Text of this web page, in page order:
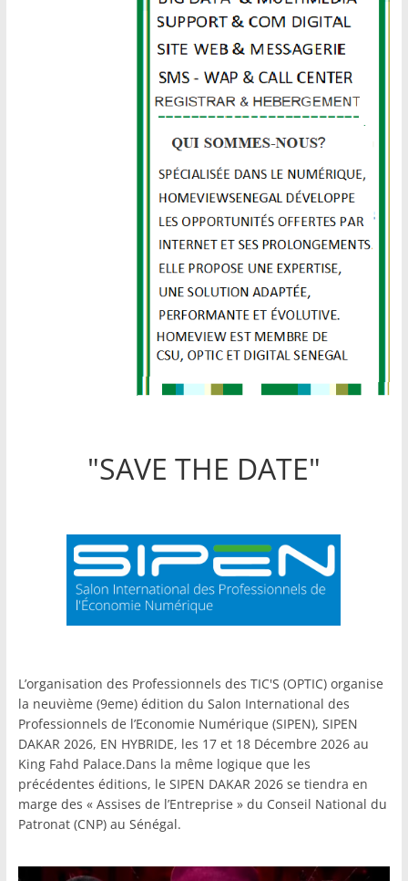
"SAVE THE DATE"
L’organisation des Professionnels des TIC'S (OPTIC) organise
la neuvième (9eme) édition du Salon International des
Professionnels de l’Economie Numérique (SIPEN), SIPEN
DAKAR 2026, EN HYBRIDE, les 17 et 18 Décembre 2026 au
King Fahd Palace.Dans la même logique que les
précédentes éditions, le SIPEN DAKAR 2026 se tiendra en
marge des « Assises de l’Entreprise » du Conseil National du
Patronat (CNP) au Sénégal.